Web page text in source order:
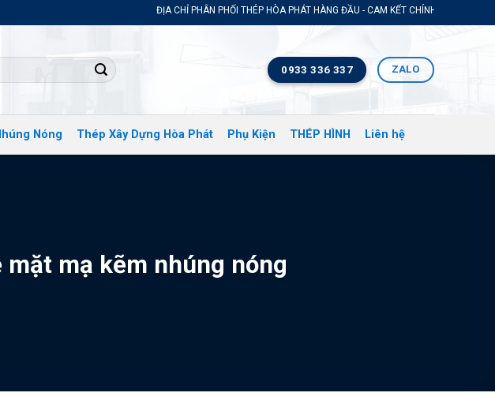
ĐỊA CHỈ PHÂN PHỐI THÉP HÒA PHÁT HÀNG ĐẦU - CAM KẾT CHÍNH HÃNG GIÁ TỐT NHẤT THỊ
0933 336 337 ZALO
Nóng Thép Xây Dựng Hòa Phát Phụ Kiện THÉP HÌNH Liên hệ
mạ kẽm nhúng nóng